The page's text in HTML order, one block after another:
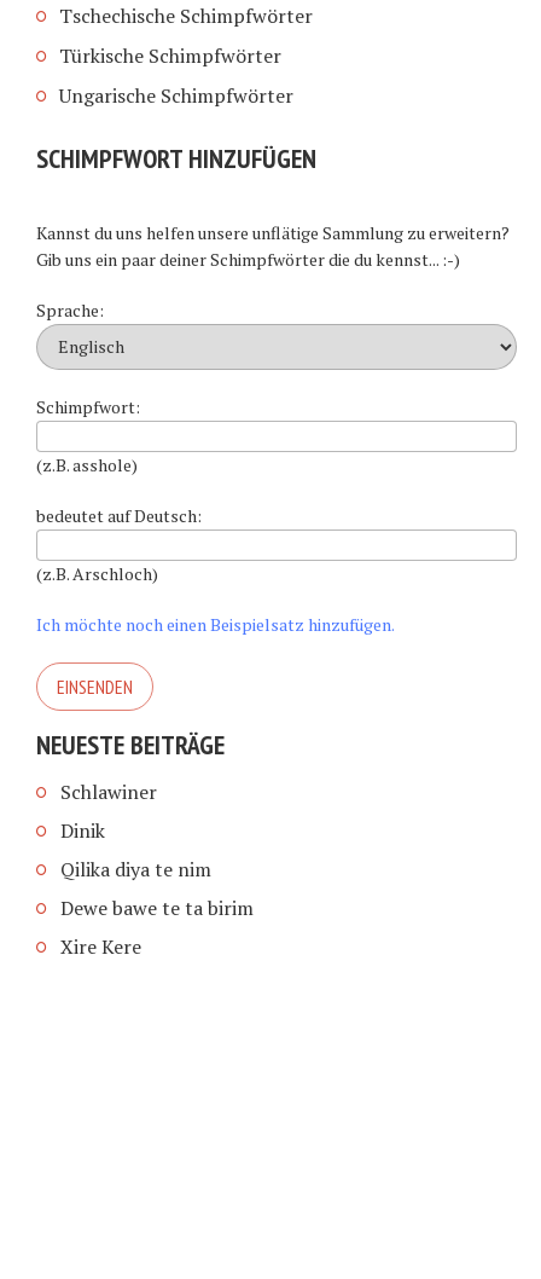
Tschechische Schimpfwörter
Türkische Schimpfwörter
Ungarische Schimpfwörter
SCHIMPFWORT HINZUFÜGEN
Kannst du uns helfen unsere unflätige Sammlung zu erweitern?
Gib uns ein paar deiner Schimpfwörter die du kennst... :-)
Sprache:
Schimpfwort:
(z.B. asshole)
bedeutet auf Deutsch:
(z.B. Arschloch)
Ich möchte noch einen Beispielsatz hinzufügen.
NEUESTE BEITRÄGE
Schlawiner
Dinik
Qilika diya te nim
Dewe bawe te ta birim
Xire Kere